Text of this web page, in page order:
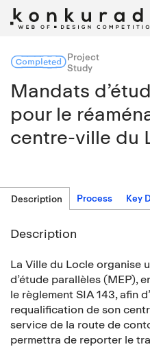
CompletedProject
Study
Mandats
pour le
centre-ville du
Description Process Key
Description
La Ville du Locle organise
d’étude parallèles (MEP),
le règlement SIA 143, afin
requalification de son
service de la route de
permettra de reporter le